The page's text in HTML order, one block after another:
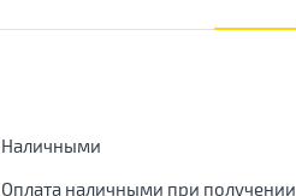
Наличными
Оплата наличными при получении